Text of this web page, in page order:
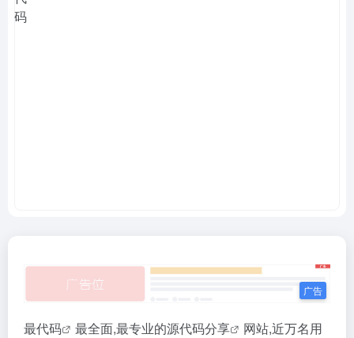
最代码 最全面,最专业的源代码分享
网站,近万名用